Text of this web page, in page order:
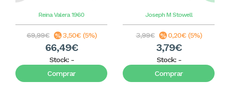
Reina Valera 1960
69,99€ 3,50€ (5%)
66,49€
Stock: -
Comprar
Joseph M Stowell
3,99€ 0,20€ (5%)
3,79€
Stock: -
Comprar